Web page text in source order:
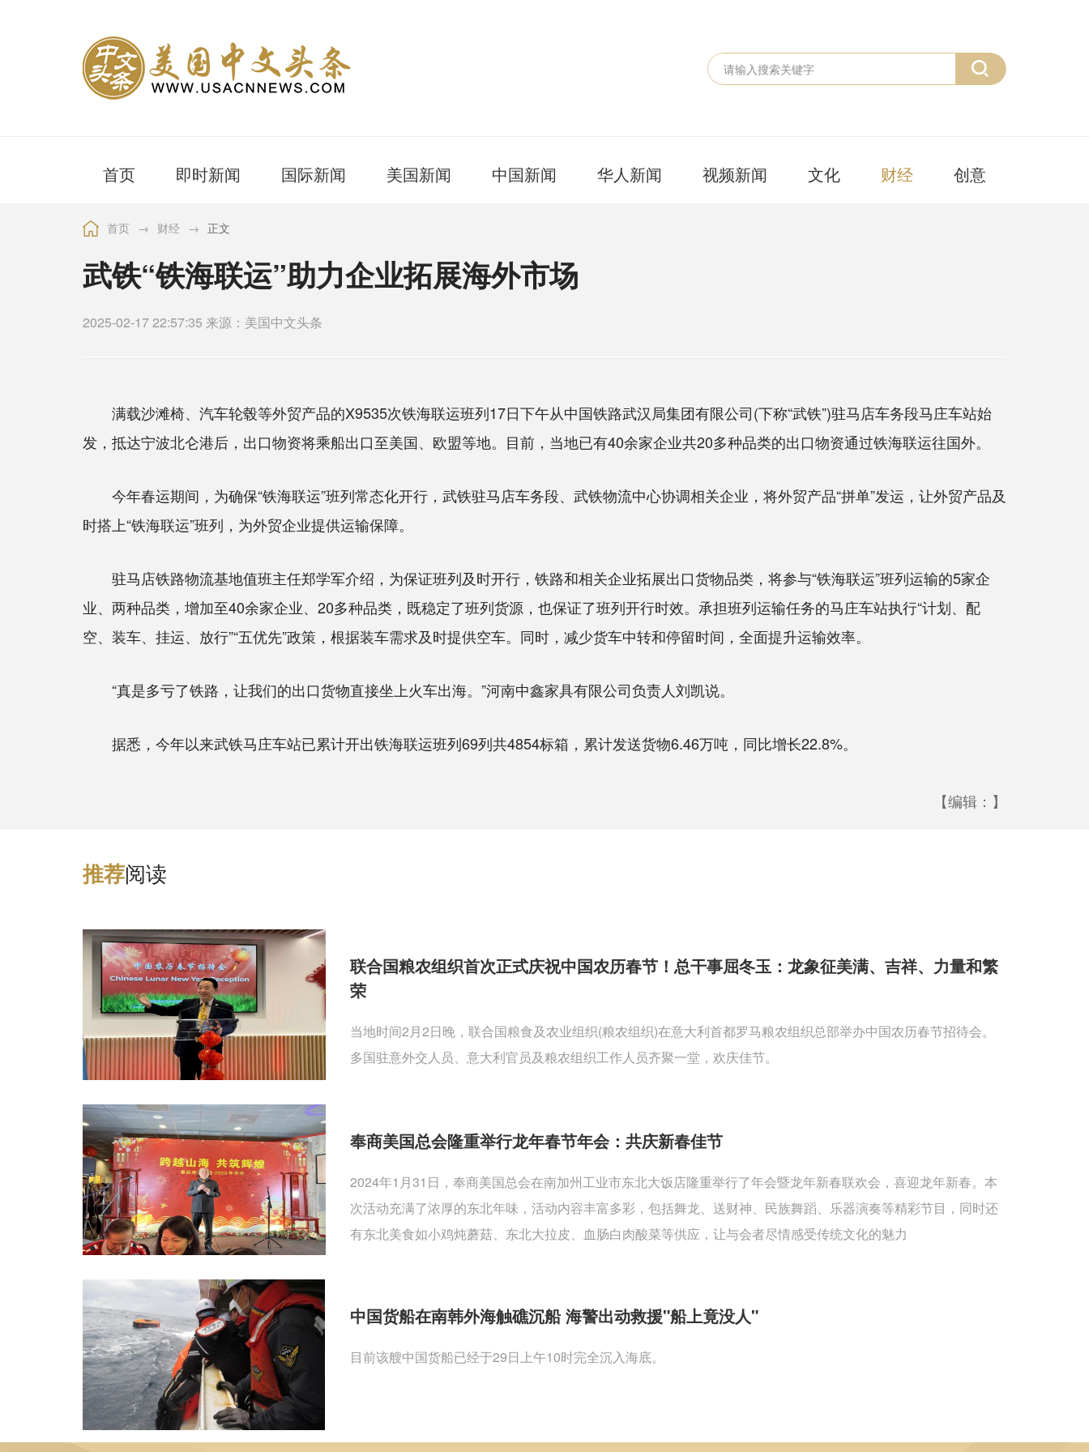
首页 即时新闻 国际新闻 美国新闻 中国新闻 华人新闻 视频新闻 文化 财经 创意
首页 → 财经 → 正文
武铁“铁海联运”助力企业拓展海外市场
2025-02-17 22:57:35 来源：美国中文头条
满载沙滩椅、汽车轮毂等外贸产品的X9535次铁海联运班列17日下午从中国铁路武汉局集团有限公司(下称“武铁”)驻马店车务段马庄车站始
发，抵达宁波北仑港后，出口物资将乘船出口至美国、欧盟等地。目前，当地已有40余家企业共20多种品类的出口物资通过铁海联运往国外。
今年春运期间，为确保“铁海联运”班列常态化开行，武铁驻马店车务段、武铁物流中心协调相关企业，将外贸产品“拼单”发运，让外贸产品及
时搭上“铁海联运”班列，为外贸企业提供运输保障。
驻马店铁路物流基地值班主任郑学军介绍，为保证班列及时开行，铁路和相关企业拓展出口货物品类，将参与“铁海联运”班列运输的5家企
业、两种品类，增加至40余家企业、20多种品类，既稳定了班列货源，也保证了班列开行时效。承担班列运输任务的马庄车站执行“计划、配
空、装车、挂运、放行”“五优先”政策，根据装车需求及时提供空车。同时，减少货车中转和停留时间，全面提升运输效率。
“真是多亏了铁路，让我们的出口货物直接坐上火车出海。”河南中鑫家具有限公司负责人刘凯说。
据悉，今年以来武铁马庄车站已累计开出铁海联运班列69列共4854标箱，累计发送货物6.46万吨，同比增长22.8%。
【编辑：】
推荐阅读
联合国粮农组织首次正式庆祝中国农历春节！总干事屈冬玉：龙象征美满、吉祥、力量和繁
荣
当地时间2月2日晚，联合国粮食及农业组织(粮农组织)在意大利首都罗马粮农组织总部举办中国农历春节招待会。
多国驻意外交人员、意大利官员及粮农组织工作人员齐聚一堂，欢庆佳节。
奉商美国总会隆重举行龙年春节年会：共庆新春佳节
2024年1月31日，奉商美国总会在南加州工业市东北大饭店隆重举行了年会暨龙年新春联欢会，喜迎龙年新春。本
次活动充满了浓厚的东北年味，活动内容丰富多彩，包括舞龙、送财神、民族舞蹈、乐器演奏等精彩节目，同时还
有东北美食如小鸡炖蘑菇、东北大拉皮、血肠白肉酸菜等供应，让与会者尽情感受传统文化的魅力
中国货船在南韩外海触礁沉船 海警出动救援"船上竟没人"
目前该艘中国货船已经于29日上午10时完全沉入海底。